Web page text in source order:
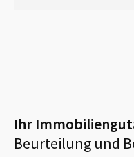
Ihr
Beurteilung und